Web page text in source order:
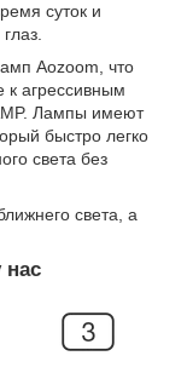
суток и
Aozoom, что
к агрессивным
Лампы имеют
быстро легко
света без
света, а
нас